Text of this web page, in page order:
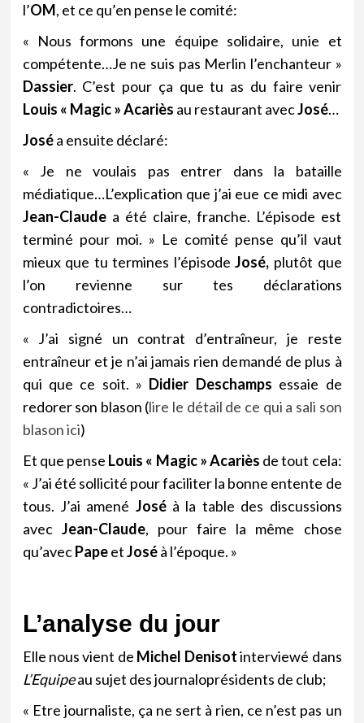
l’OM, et ce qu’en pense le comité:
« Nous formons une équipe solidaire, unie et
compétente…Je ne suis pas Merlin l’enchanteur »
Dassier. C’est pour ça que tu as du faire venir
Louis « Magic » Acariès au restaurant avecJosé…
Joséa ensuite déclaré:
« Je ne voulais pas entrer dans la bataille
médiatique…L’explication que j’ai eue ce midi avec
Jean-Claudea été claire, franche. L’épisode est
terminé pour moi. » Le comité pense qu’il vaut
mieux que tu termines l’épisodeJosé, plutôt que
l’on revienne sur tes déclarations
contradictoires…
« J’ai signé un contrat d’entraîneur, je reste
entraîneur et je n’ai jamais rien demandé de plus à
qui que ce soit. » Didier Deschamps essaie de
redorer son blason (lire le détail de ce qui a sali son
blason ici)
Et que pense Louis « Magic » Acariès de tout cela:
« J’ai été sollicité pour faciliter la bonne entente de
tous. J’ai amené Joséà la table des discussions
avec Jean-Claude, pour faire la même chose
qu’avecPapeetJoséà l’époque. »
L’analyse du jour
Elle nous vient de Michel Denisotinterviewé dans
L’Equipeau sujet des journaloprésidents de club;
« Etre journaliste, ça ne sert à rien, ce n’est pas un